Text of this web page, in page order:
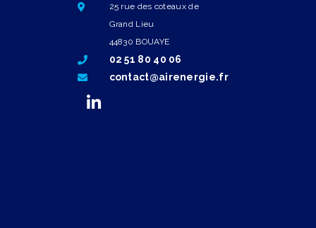
25 rue des coteaux de
Grand Lieu
44830 BOUAYE
02 51 80 40 06
contact@airenergie.fr